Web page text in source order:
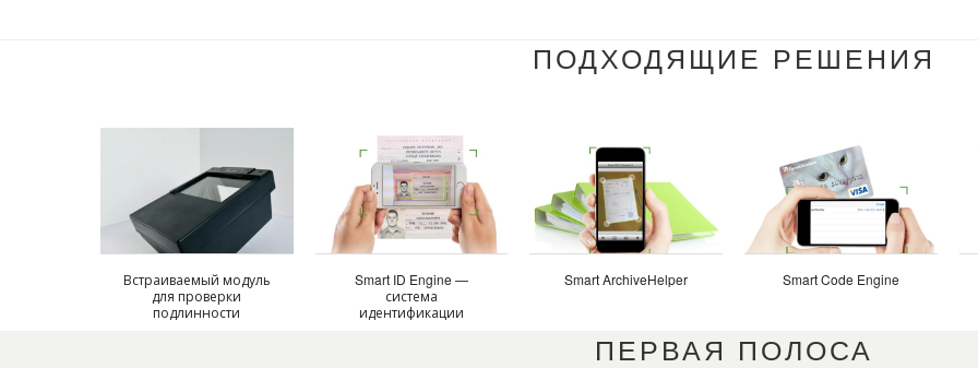
ПОДХОДЯЩИЕ РЕШЕНИЯ
Встраиваемый модуль
для проверки
подлинности
Smart ID Engine —
система
идентификации
Smart ArchiveHelper Smart Code Engine
ПЕРВАЯ ПОЛОСА